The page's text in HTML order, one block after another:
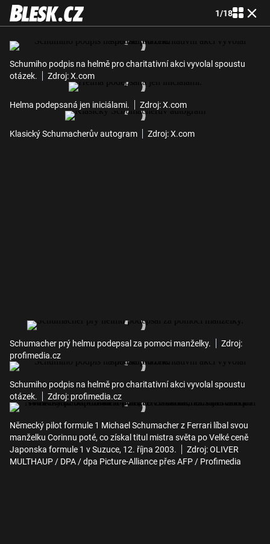
1/18
Schumiho podpis na helmě pro charitativní akci vyvolal spoustu
otázek.
Zdroj: X.com
Helma podepsaná jen iniciálami. Zdroj: X.com
Klasický Schumacherův autogram Zdroj: X.com
Schumacher prý helmu podepsal za pomoci manželky.
Zdroj:
profimedia.cz
Schumiho podpis na helmě pro charitativní akci vyvolal spoustu
otázek.
Zdroj: profimedia.cz
Německý pilot formule 1 Michael Schumacher z Ferrari líbal svou
manželku Corinnu poté, co získal titul mistra světa po Velké ceně
Japonska formule 1 v Suzuce, 12. října 2003.
Zdroj: OLIVER
MULTHAUP / DPA / dpa Picture-Alliance přes AFP / Profimedia